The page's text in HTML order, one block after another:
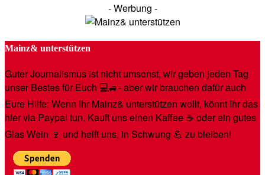
- Werbung -
Mainz& unterstützen
Guter Journalismus ist nicht umsonst, wir geben jeden Tag
unser Bestes für Euch 💻🚙- aber wir brauchen dafür auch
Eure Hilfe: Wenn Ihr Mainz& unterstützen wollt, könnt Ihr das
hier via Paypal tun. Kauft uns einen Kaffee ☕️ oder ein gutes
Glas Wein 🍷 und helft uns, in Schwung 💪 zu bleiben!